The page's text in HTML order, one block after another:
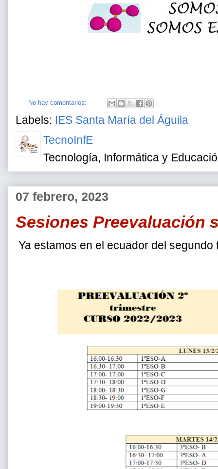
No hay comentarios:
Labels: IES Santa María del Águila
TecnoInfE
Tecnología, Informática y
07 febrero, 2023
Sesiones Preevaluación
Ya estamos en el ecuador del segundo